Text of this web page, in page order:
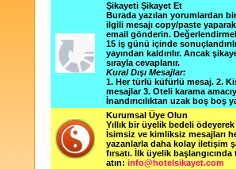
Şikayeti Şikayet Et
Burada yazılan yorumlardan
ilgili mesajı copy/paste
email gönderin.
15 iş günü içinde
yayından kaldırılır. Ancak
sırayla cevaplanır.
Kural Dışı Mesajlar:
1. Her türlü küfürlü mesaj. 2.
mesajlar 3. Oteli karama
İnandırıcılıktan uzak boş boş
Kurumsal Üye Olun
Yıllık bir üyelik bedeli
İsimsiz ve kimliksiz mesajları
yazanlarla daha kolay iletişim
fırsatı. İlk üyelik
atın: info@hotelsikayet.com